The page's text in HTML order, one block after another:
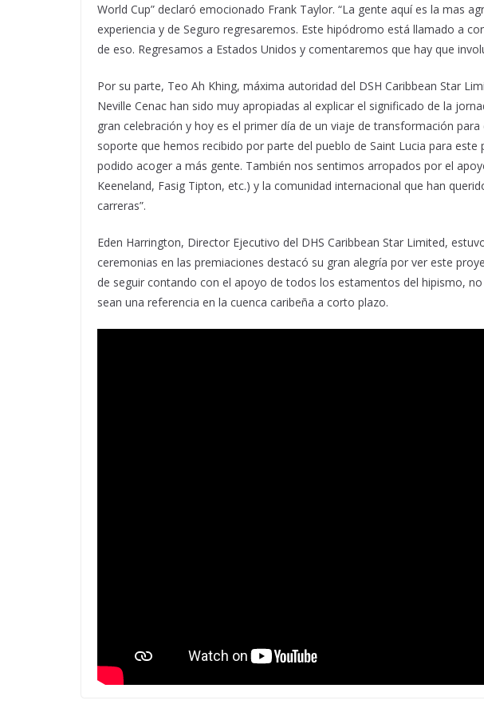
World Cup” declaró emocionado Frank Taylor. “La gente aquí es la mas
experiencia y de Seguro regresaremos. Este hipódromo está llamado a
de eso. Regresamos a Estados Unidos y comentaremos que hay que
Por su parte, Teo Ah Khing, máxima autoridad del DSH Caribbean Star
Neville Cenac han sido muy apropiadas al explicar el significado de la
gran celebración y hoy es el primer día de un viaje de transformación
soporte que hemos recibido por parte del pueblo de Saint Lucia para
podido acoger a más gente. También nos sentimos arropados por el
Keeneland, Fasig Tipton, etc.) y la comunidad internacional que han
carreras”.
Eden Harrington, Director Ejecutivo del DHS Caribbean Star Limited,
ceremonias en las premiaciones destacó su gran alegría por ver este
de seguir contando con el apoyo de todos los estamentos del hipismo,
sean una referencia en la cuenca caribeña a corto plazo.